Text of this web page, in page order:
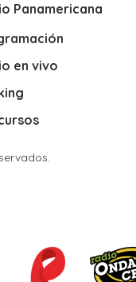
Panamericana
en vivo